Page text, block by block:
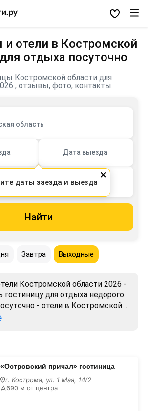
Избранное
и отели в Костромской
отдыха посуточно
Костромской области для
, отзывы, фото, контакты.
для отдыха, командировки или
edem-v-gosti.ru.
область
Дата выезда
0 детей
Найти
Завтра Выходные
Костромской области 2026 -
гостиницу для отдыха недорого.
- отели в Костромской
цены, отзывы, фото, карта,
«Островский причал» гостиница
г. Кострома, ул. 1 Мая, 14/2
690 м от центра
×
даты заезда и выезда